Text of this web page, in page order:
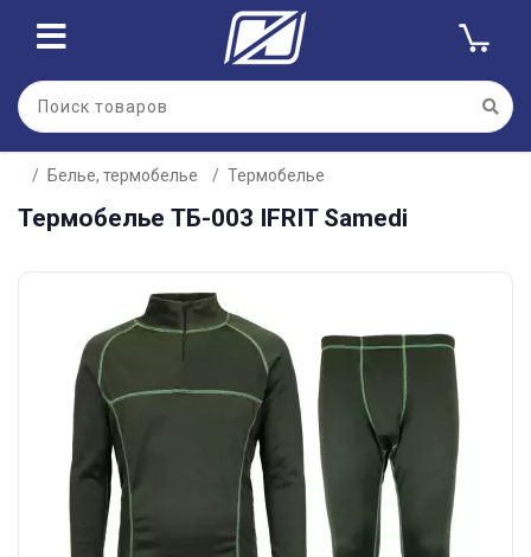
Белье, термобелье Термобелье
Термобелье ТБ-003 IFRIT Samedi